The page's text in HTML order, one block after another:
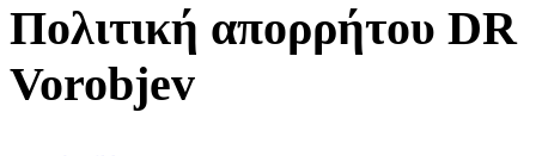
Πολιτική απορρήτου DR
Vorobjev